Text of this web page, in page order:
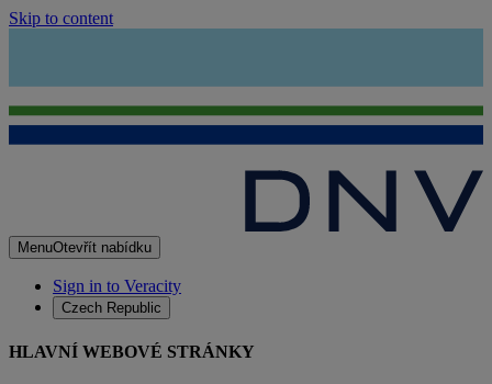
Skip to content
MenuOtevřít nabídku
Sign in to Veracity
Czech Republic
HLAVNÍ WEBOVÉ STRÁNKY